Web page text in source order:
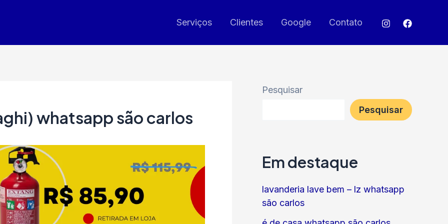
Serviços Clientes Google Contato
whatsapp são carlos
Pesquisar
Pesquisar
Em destaque
lavanderia lave bem – lz whatsapp
são carlos